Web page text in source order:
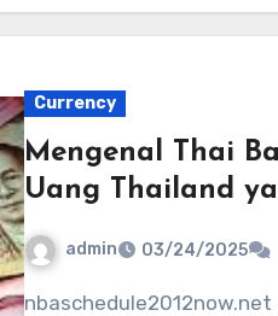
Currency
Mengenal Thai
Uang Thailand
admin 03/24/2025
nbaschedule2012now.net – Thailand, sebagai salah